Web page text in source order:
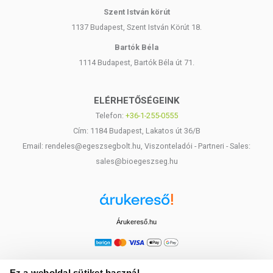
Szent István körút
1137 Budapest, Szent István Körút 18.
Bartók Béla
1114 Budapest, Bartók Béla út 71.
ELÉRHETŐSÉGEINK
Telefon: +36-1-255-0555
Cím: 1184 Budapest, Lakatos út 36/B
Email: rendeles@egeszsegbolt.hu, Viszonteladói - Partneri - Sales:
sales@bioegeszseg.hu
Árukereső.hu